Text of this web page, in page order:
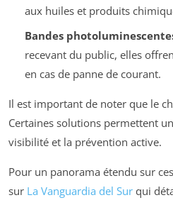
aux huiles et produits
Bandes
recevant du public, elles
en cas de panne de courant.
Il est important de noter que le
Certaines solutions permettent
visibilité et la prévention active.
Pour un panorama étendu sur ces
sur La Vanguardia del Sur qui